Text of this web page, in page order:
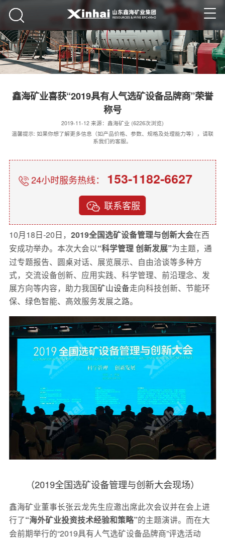
鑫海矿业喜获“2019具有人气选矿设备品牌商”荣誉
称号
2019-11-12 来源：鑫海矿业 (6226次浏览)
温馨提示: 如果你想了解更多信息（如产品价格、参数、规格及处理能力等），请联
系我们的客服。
24小时服务热线： 153-1182-6627
联系客服
10月18日-20日， 2019全国选矿设备管理与创新大会在西
安成功举办。本次大会以“科学管理 创新发展”为主题，通
过专题报告、圆桌对话、展览展示、自由洽谈等多种方
式，交流设备创新、应用实践、科学管理、前沿理念、发
展方向等内容，助力我国矿山设备走向科技创新、节能环
保、绿色智能、高效服务发展之路。
（2019全国选矿设备管理与创新大会现场）
鑫海矿业董事长张云龙先生应邀出席此次会议并在会上进
行了“海外矿业投资技术经验和策略”的主题演讲。而在大
会前期举行的“2019具有人气选矿设备品牌商”评选活动